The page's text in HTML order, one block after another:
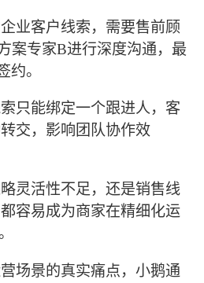
业客户线索，需要售前顾
案专家B进行深度沟通，最
约。
只能绑定一个跟进人，客
交，影响团队协作效
灵活性不足，还是销售线
容易成为商家在精细化运
场景的真实痛点，小鹅通